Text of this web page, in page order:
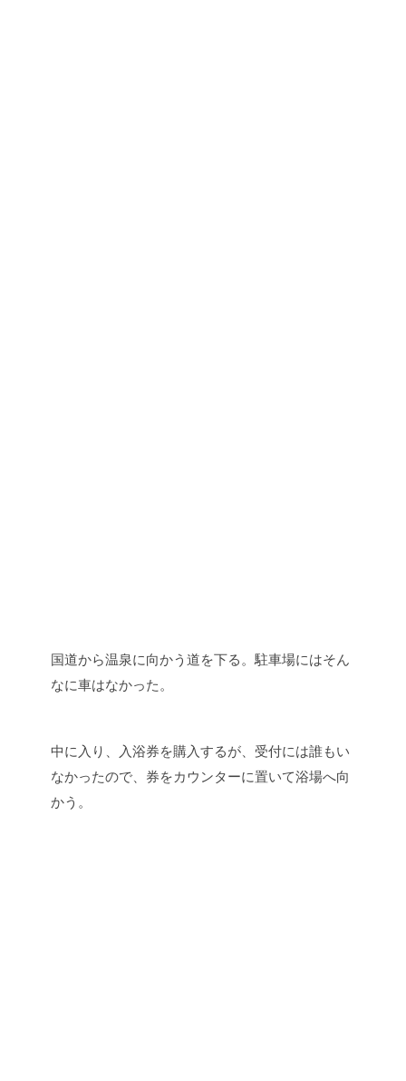
国道から温泉に向かう道を下る。駐車場にはそん
なに車はなかった。
中に入り、入浴券を購入するが、受付には誰もい
なかったので、券をカウンターに置いて浴場へ向
かう。